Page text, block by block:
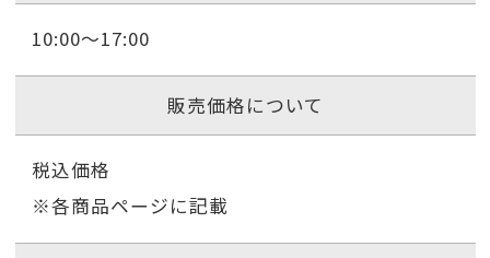
10:00〜17:00
販売価格について
税込価格
※各商品ページに記載